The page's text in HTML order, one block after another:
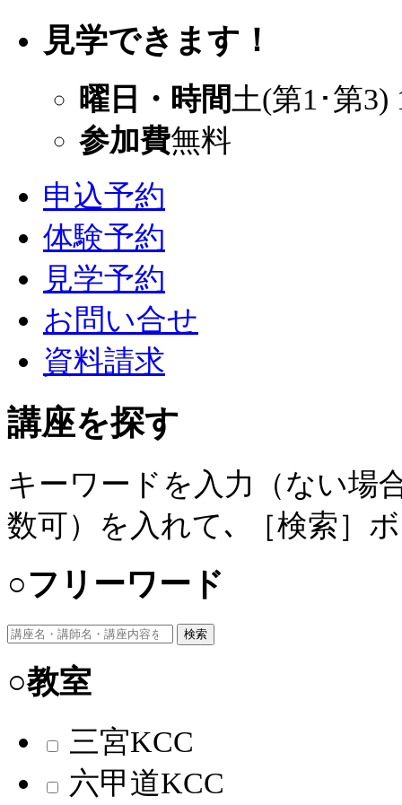
見学できます！
曜日・時間 土(第1･第3)
参加費無料
申込予約
体験予約
見学予約
お問い合せ
資料請求
講座を探す
キーワードを入力（ない場
数可）を入れて､ ［検索］
○フリーワード
検索
○教室
三宮KCC
六甲道KCC